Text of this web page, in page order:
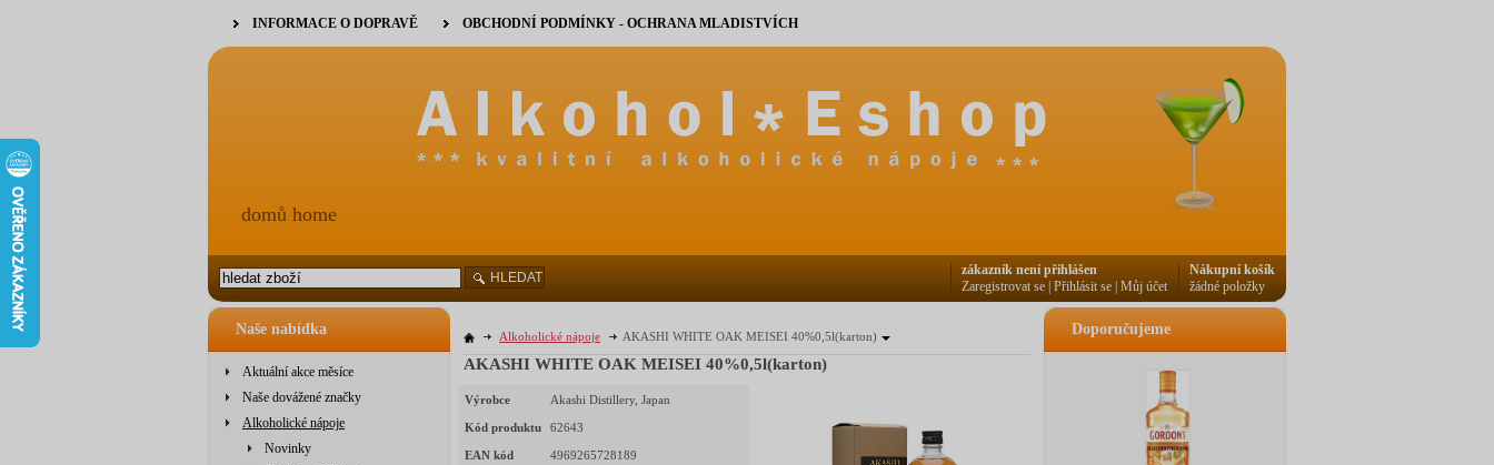
Naše nabídka
Aktuální akce měsíce
Naše dovážené značky
Alkoholické nápoje
Novinky
Alkoholické nápoje AKASHI WHITE OAK MEISEI 40%0,5l(karton)
AKASHI WHITE OAK MEISEI 40%0,5l(karton)
Výrobce Akashi Distillery, Japan
Kód produktu 62643
EAN kód 4969265728189
Doporučujeme
INFORMACE O DOPRAVĚ OBCHODNÍ PODMÍNKY - OCHRANA MLADISTVÍCH
domů home
HLEDAT
Nákupní košík
žádné položky
zákazník není přihlášen
Zaregistrovat se Přihlásit se Můj účet